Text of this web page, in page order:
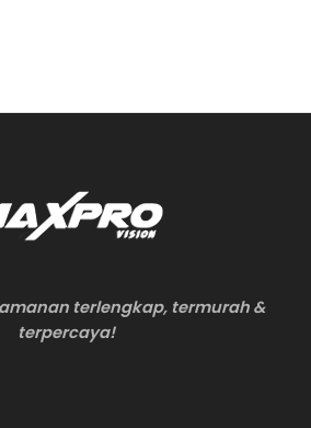
terlengkap, termurah &
terpercaya!